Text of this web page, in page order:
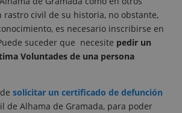
rastro civil de su historia, no obstante,
es necesario inscribirse en
suceder que necesite pedir un
Voluntades de una persona
solicitar un certificado de defunción
de Alhama de Gramada, para poder